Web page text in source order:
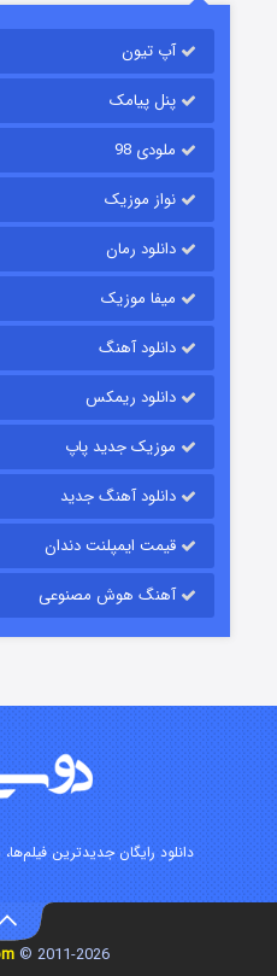
قسمت
قسمت۲ (دوبله)
آپ تیون
پنل پیامک
ملودی 98
نواز موزیک
دانلود رمان
میفا موزیک
دانلود آهنگ
دانلود ریمکس
موزیک جدید پاپ
دانلود آهنگ جدید
قیمت ایمپلنت دندان
آهنگ هوش مصنوعی
دانلود رایگان جدیدترین
2011-2026 ©